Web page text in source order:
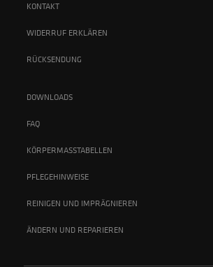
KONTAKT
WIDERRUF ERKLÄREN
RÜCKSENDUNG
DOWNLOADS
FAQ
KÖRPERMASSTABELLEN
PFLEGEHINWEISE
REINIGEN UND IMPRÄGNIEREN
ÄNDERN UND REPARIEREN